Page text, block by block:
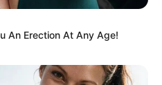
Es wurde eineErntesteuer
dieser die Höhe der
An Erection At Any Age!